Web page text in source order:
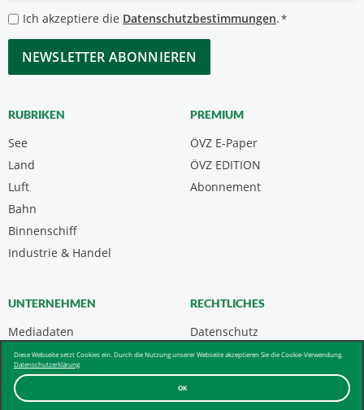
OK
Diese Webseite setzt Cookies ein. Durch die Nutzung unserer Webseite akzeptieren Sie die Cookie-Verwendung.
Datenschutzerklärung
*
Datenschutzbestimmungen
*
Ich akzeptiere die Datenschutzbestimmungen.*
CAPTCHA
RUBRIKEN
See
Land
Luft
Bahn
Binnenschiff
Industrie & Handel
PREMIUM
ÖVZ E-Paper
Abonnement
ÖVZ EDITION
UNTERNEHMEN
Mediadaten
Kontakt
Über uns & AGB
RECHTLICHES
Datenschutz
Impressum